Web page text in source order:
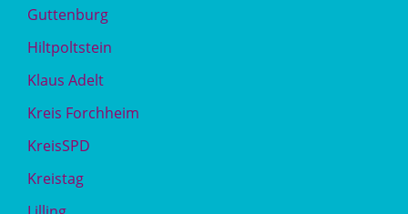
Guttenburg
Hiltpoltstein
Klaus Adelt
Kreis Forchheim
KreisSPD
Kreistag